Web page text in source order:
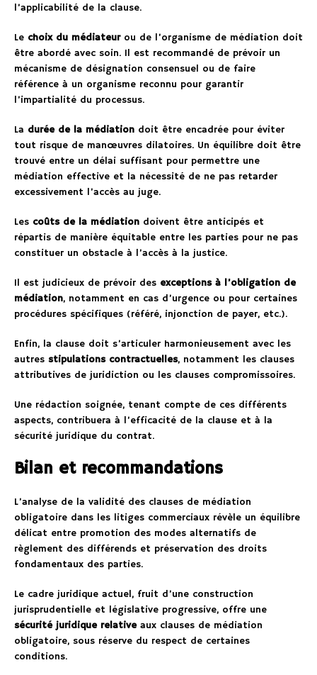
l’applicabilité de la clause.
Le choix du médiateurou de l’organisme de médiation doit
être abordé avec soin. Il est recommandé de prévoir un
mécanisme de désignation consensuel ou de faire
référence à un organisme reconnu pour garantir
l’impartialité du processus.
La durée de la médiation doit être encadrée pour éviter
tout risque de manœuvres dilatoires. Un équilibre doit être
trouvé entre un délai suffisant pour permettre une
médiation effective et la nécessité de ne pas retarder
excessivement l’accès au juge.
Les coûts de la médiation doivent être anticipés et
répartis de manière équitable entre les parties pour ne pas
constituer un obstacle à l’accès à la justice.
Il est judicieux de prévoir des exceptions à l’obligation de
médiation, notamment en cas d’urgence ou pour certaines
procédures spécifiques (référé, injonction de payer, etc.).
Enfin, la clause doit s’articuler harmonieusement avec les
autres stipulations contractuelles, notamment les clauses
attributives de juridiction ou les clauses compromissoires.
Une rédaction soignée, tenant compte de ces différents
aspects, contribuera à l’efficacité de la clause et à la
sécurité juridique du contrat.
Bilan et recommandations
L’analyse de la validité des clauses de médiation
obligatoire dans les litiges commerciaux révèle un équilibre
délicat entre promotion des modes alternatifs de
règlement des différends et préservation des droits
fondamentaux des parties.
Le cadre juridique actuel, fruit d’une construction
jurisprudentielle et législative progressive, offre une
sécurité juridique relativeaux clauses de médiation
obligatoire, sous réserve du respect de certaines
conditions.